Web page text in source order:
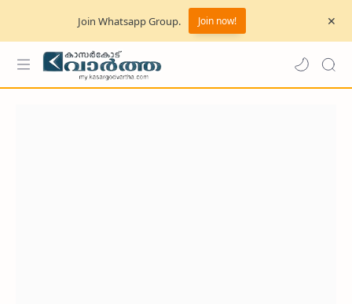
Join Whatsapp Group. Join now!